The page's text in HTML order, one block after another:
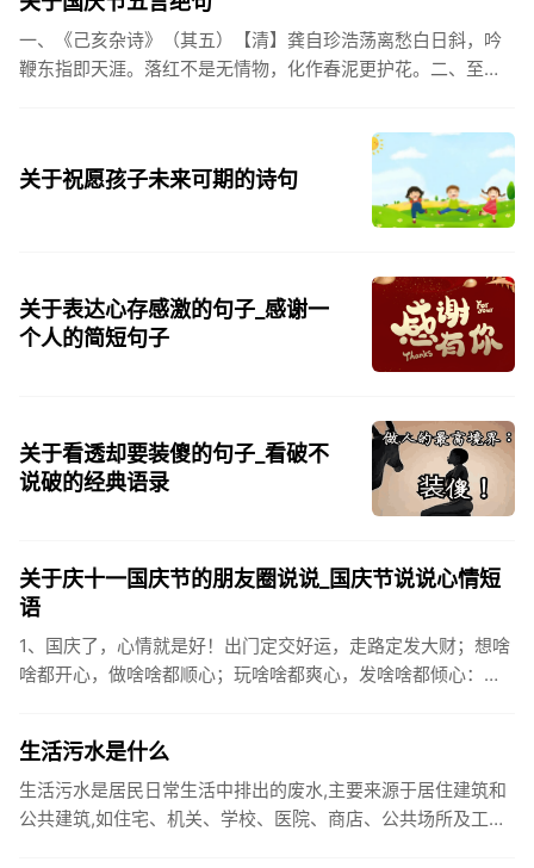
一、《己亥杂诗》（其五）【清】龚自珍浩荡离愁白日斜，吟
鞭东指即天涯。落红不是无情物，化作春泥更护花。二、至今
关于祝愿孩子未来可期的诗句
关于表达心存感激的句子_感谢一
个人的简短句子
关于看透却要装傻的句子_看破不
说破的经典语录
关于庆十一国庆节的朋友圈说说_国庆节说说心情短
语
1、国庆了，心情就是好！出门定交好运，走路定发大财；想啥
啥都开心，做啥啥都顺心；玩啥啥都爽心，发啥啥都倾心：祝
生活污水是什么
生活污水是居民日常生活中排出的废水,主要来源于居住建筑和
公共建筑,如住宅、机关、学校、医院、商店、公共场所及工业